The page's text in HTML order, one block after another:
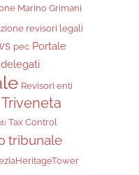
Marino Grimani
revisori legali
pec Portale
Revisori enti
Tax Control
tribunale